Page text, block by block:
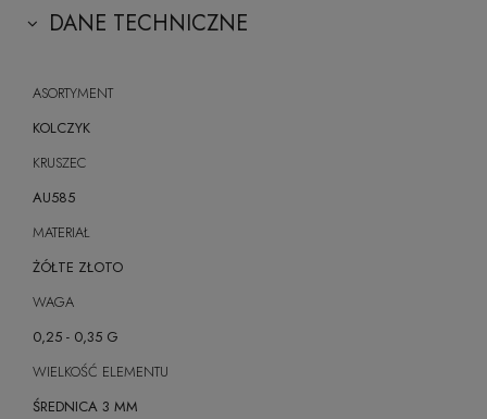
DANE TECHNICZNE
ASORTYMENT
KOLCZYK
KRUSZEC
AU585
MATERIAŁ
ŻÓŁTE ZŁOTO
WAGA
0,25 - 0,35 G
WIELKOŚĆ ELEMENTU
ŚREDNICA 3 MM